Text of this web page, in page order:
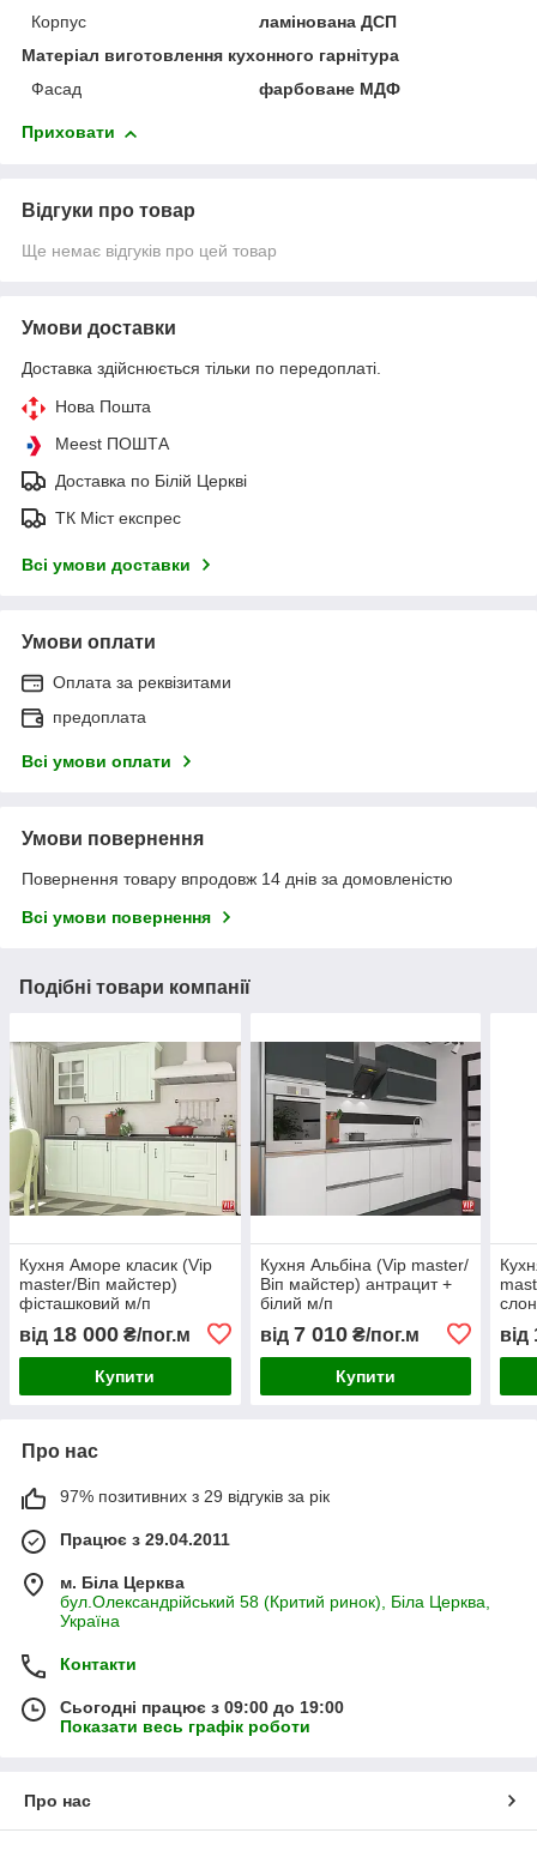
Корпус
ламінована ДСП
Матеріал виготовлення кухонного гарнітура
Фасад
фарбоване МДФ
Приховати
Відгуки про товар
Ще немає відгуків про цей товар
Умови доставки
Доставка здійснюється тільки по передоплаті.
Нова Пошта
Meest ПОШТА
Доставка по Білій Церкві
ТК Міст експрес
Всі умови доставки
Умови оплати
Оплата за реквізитами
предоплата
Всі умови оплати
Умови повернення
Повернення товару впродовж 14 днів за домовленістю
Всі умови повернення
Подібні товари компанії
Кухня Аморе класик (Vip
master/Віп майстер)
фісташковий м/п
від 18 000 ₴/пог.м
Купити
Кухня Альбіна (Vip master/
Віп майстер) антрацит +
білий м/п
від 7 010₴/пог.м
Купити
від
Про нас
97% позитивних з 29 відгуків за рік
Працює з 29.04.2011
м. Біла Церква
бул.Олександрійський 58 (Критий ринок), Біла Церква,
Україна
Контакти
Сьогодні працює з 09:00 до 19:00
Показати весь графік роботи
Про нас